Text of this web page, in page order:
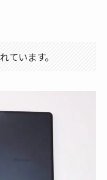
ています。